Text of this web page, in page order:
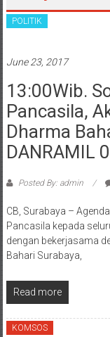
POLITIK
June 23, 2017
13:00Wib.
Pancasila,
Dharma
DANRAMIL
Posted By: admin
CB, Surabaya –
Pancasila kepada
dengan bekerjasama
Bahari Surabaya,
Read more
KOMSOS